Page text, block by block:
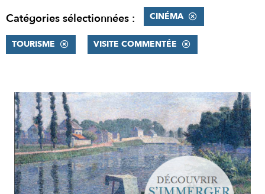
Catégories sélectionnées : CINÉMA
TOURISME VISITE COMMENTÉE
RÉSULTATS